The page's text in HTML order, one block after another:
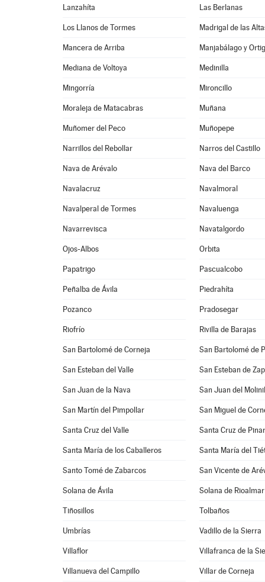
Lanzahíta Las Berlanas
Los Llanos de Tormes Madrigal de las
Mancera de Arriba Manjabálago y
Mediana de Voltoya Medinilla
Mingorría Mironcillo
Moraleja de Matacabras Muñana
Muñomer del Peco Muñopepe
Narrillos del Rebollar Narros del Castillo
Nava de Arévalo Nava del Barco
Navalacruz Navalmoral
Navalperal de Tormes Navaluenga
Navarrevisca Navatalgordo
Ojos-Albos Orbita
Papatrigo Pascualcobo
Peñalba de Ávila Piedrahíta
Pozanco Pradosegar
Riofrío Rivilla de Barajas
San Bartolomé de Corneja San Bartolomé de
San Esteban del Valle San Esteban de
San Juan de la Nava San Juan del
San Martín del Pimpollar San Miguel de
Santa Cruz del Valle Santa Cruz de
Santa María de los Caballeros Santa María del
Santo Tomé de Zabarcos San Vicente de
Solana de Ávila Solana de Rioalmar
Tiñosillos Tolbaños
Umbrías Vadillo de la Sierra
Villaflor Villafranca de la
Villanueva del Campillo Villar de Corneja